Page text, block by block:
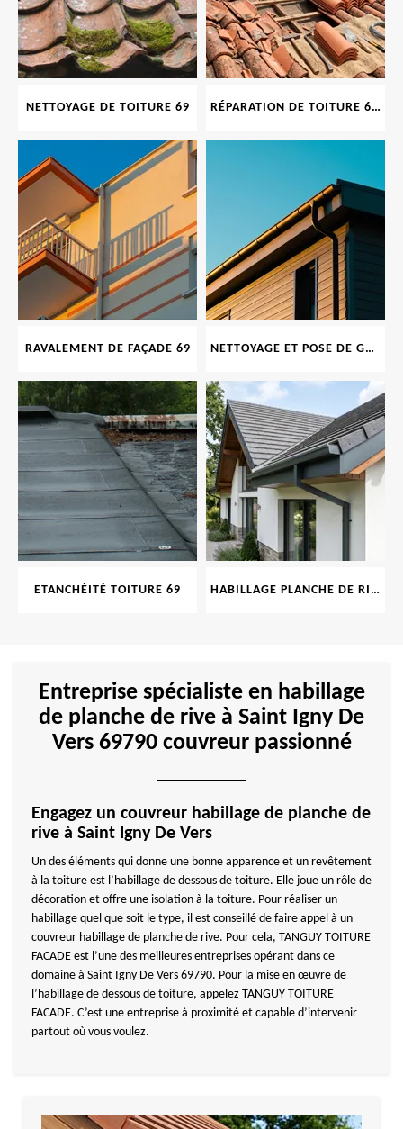
NETTOYAGE DE TOITURE 69 RÉPARATION DE TOITURE 69 RHONE, TUILES CASSÉES OU ABIMÉES
RAVALEMENT DE FAÇADE 69 NETTOYAGE ET POSE DE GOUTTIÈRE 69
ETANCHÉITÉ TOITURE 69 HABILLAGE PLANCHE DE RIVE 69
Entreprise spécialiste en habillage
de planche de rive à Saint Igny De
Vers 69790 couvreur passionné
Engagez un couvreur habillage de planche de
rive à Saint Igny De Vers
Un des éléments qui donne une bonne apparence et un revêtement
à la toiture est l’habillage de dessous de toiture. Elle joue un rôle de
décoration et offre une isolation à la toiture. Pour réaliser un
habillage quel que soit le type, il est conseillé de faire appel à un
couvreur habillage de planche de rive. Pour cela, TANGUY TOITURE
FACADE est l’une des meilleures entreprises opérant dans ce
domaine à Saint Igny De Vers 69790. Pour la mise en œuvre de
l’habillage de dessous de toiture, appelez TANGUY TOITURE
FACADE. C’est une entreprise à proximité et capable d’intervenir
partout où vous voulez.